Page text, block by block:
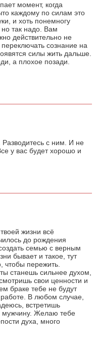
момент, когда
каждому по силам это
и хоть понемногу
но так надо. Вам
действительно не
сознание на
силы жить дальше.
а плохое позади.
Разводитесь с ним. И не
у вас будет хорошо и
жизни всё
до рождения
семью с верным
бывает и такое, тут
чтобы пережить.
станешь сильнее духом,
свои ценности и
браке тебе не будут
В любом случае,
встретишь
мужчину. Желаю тебе
духа, много